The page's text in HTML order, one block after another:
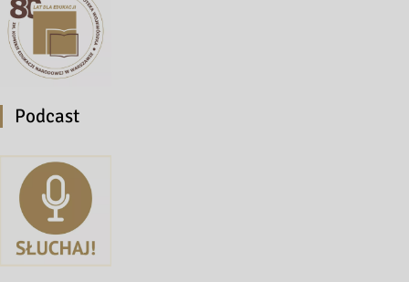
Podcast